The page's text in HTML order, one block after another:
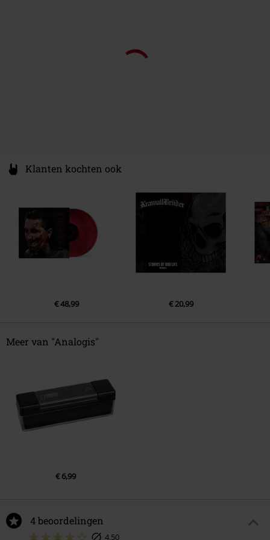
Klanten kochten ook
€ 48,99 € 20,99
Meer van "Analogis"
€ 6,99
4 beoordelingen
4.50